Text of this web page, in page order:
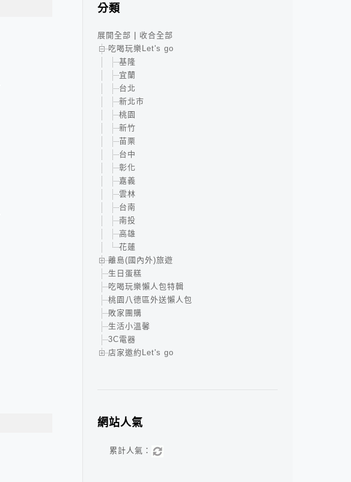
分類
展開全部
收合全部
吃喝玩樂Let's go
基隆
宜蘭
台北
新北市
桃園
新竹
苗栗
台中
彰化
嘉義
雲林
台南
南投
高雄
花蓮
離島(國內外)旅遊
生日蛋糕
吃喝玩樂懶人包特輯
桃園八德區外送懶人包
敗家團購
生活小溫馨
3C電器
店家邀約Let's go
網站人氣
累計人氣：